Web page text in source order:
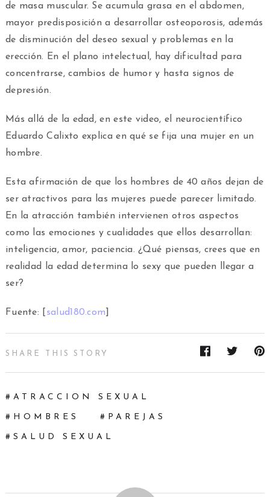
de masa muscular. Se acumula grasa en el abdomen,
mayor predisposición a desarrollar osteoporosis, además
de disminución del deseo sexual y problemas en la
erección. En el plano intelectual, hay dificultad para
concentrarse, cambios de humor y hasta signos de
depresión.
Más allá de la edad, en este video, el neurocientífico
Eduardo Calixto explica en qué se fija una mujer en un
hombre.
Esta afirmación de que los hombres de 40 años dejan de
ser atractivos para las mujeres puede parecer limitado.
En la atracción también intervienen otros aspectos
como las emociones y cualidades que ellos desarrollan:
inteligencia, amor, paciencia. ¿Qué piensas, crees que en
realidad la edad determina lo sexy que pueden llegar a
ser?
Fuente: [ salud180.com
SHARE THIS STORY
ATRACCION SEXUAL
HOMBRES PAREJAS
SALUD SEXUAL